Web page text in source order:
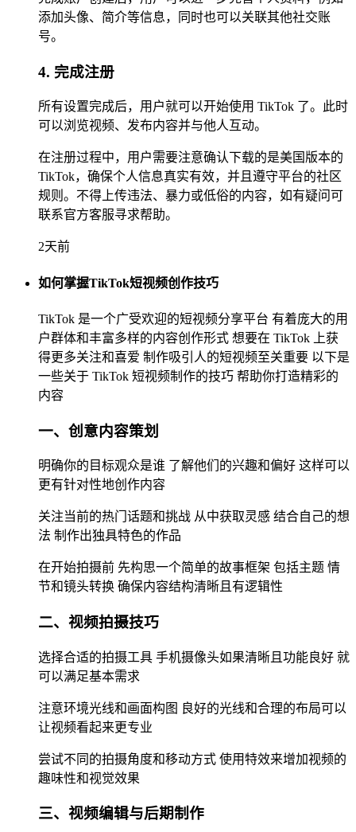
添加头像、简介等信息，同时也可以关联其他社交账
号。
4. 完成注册
所有设置完成后，用户就可以开始使用 TikTok 了。此时
可以浏览视频、发布内容并与他人互动。
在注册过程中，用户需要注意确认下载的是美国版本的
TikTok，确保个人信息真实有效，并且遵守平台的社区
规则。不得上传违法、暴力或低俗的内容，如有疑问可
联系官方客服寻求帮助。
2天前
如何掌握TikTok短视频创作技巧
TikTok 是一个广受欢迎的短视频分享平台 有着庞大的用
户群体和丰富多样的内容创作形式 想要在 TikTok 上获
得更多关注和喜爱 制作吸引人的短视频至关重要 以下是
一些关于 TikTok 短视频制作的技巧 帮助你打造精彩的
内容
一、创意内容策划
明确你的目标观众是谁 了解他们的兴趣和偏好 这样可以
更有针对性地创作内容
关注当前的热门话题和挑战 从中获取灵感 结合自己的想
法 制作出独具特色的作品
在开始拍摄前 先构思一个简单的故事框架 包括主题 情
节和镜头转换 确保内容结构清晰且有逻辑性
二、视频拍摄技巧
选择合适的拍摄工具 手机摄像头如果清晰且功能良好 就
可以满足基本需求
注意环境光线和画面构图 良好的光线和合理的布局可以
让视频看起来更专业
尝试不同的拍摄角度和移动方式 使用特效来增加视频的
趣味性和视觉效果
三、视频编辑与后期制作